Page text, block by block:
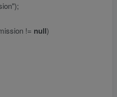
);
!= null)